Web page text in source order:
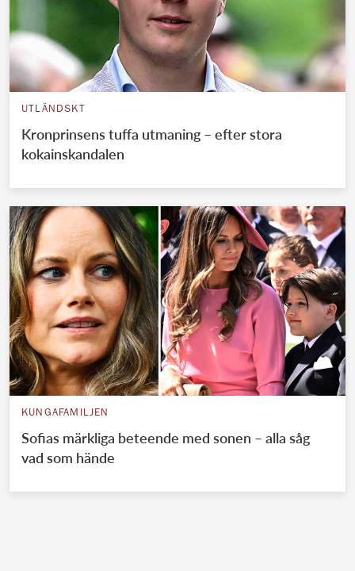
UTLÄNDSKT
Kronprinsens tuffa utmaning – efter stora
kokainskandalen
KUNGAFAMILJEN
Sofias märkliga beteende med sonen – alla såg
vad som hände